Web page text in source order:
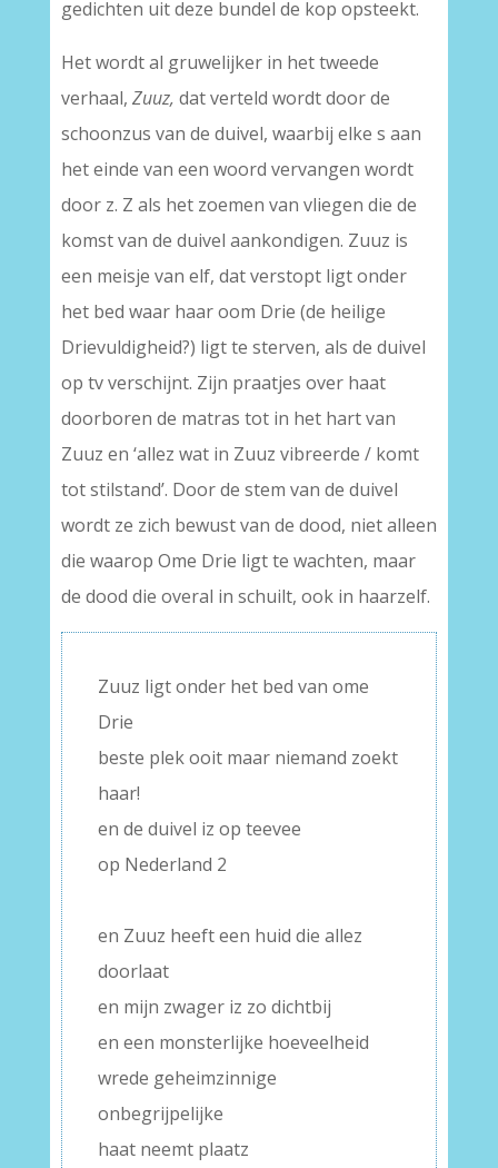
gedichten uit deze bundel de kop opsteekt.
Het wordt al gruwelijker in het tweede
verhaal, Zuuz, dat verteld wordt door de
schoonzus van de duivel, waarbij elke s aan
het einde van een woord vervangen wordt
door z. Z als het zoemen van vliegen die de
komst van de duivel aankondigen. Zuuz is
een meisje van elf, dat verstopt ligt onder
het bed waar haar oom Drie (de heilige
Drievuldigheid?) ligt te sterven, als de duivel
op tv verschijnt. Zijn praatjes over haat
doorboren de matras tot in het hart van
Zuuz en ‘allez wat in Zuuz vibreerde / komt
tot stilstand’. Door de stem van de duivel
wordt ze zich bewust van de dood, niet alleen
die waarop Ome Drie ligt te wachten, maar
de dood die overal in schuilt, ook in haarzelf.
Zuuz ligt onder het bed van ome
Drie
beste plek ooit maar niemand zoekt
haar!
en de duivel iz op teevee
op Nederland 2
en Zuuz heeft een huid die allez
doorlaat
en mijn zwager iz zo dichtbij
en een monsterlijke hoeveelheid
wrede geheimzinnige
onbegrijpelijke
haat neemt plaatz